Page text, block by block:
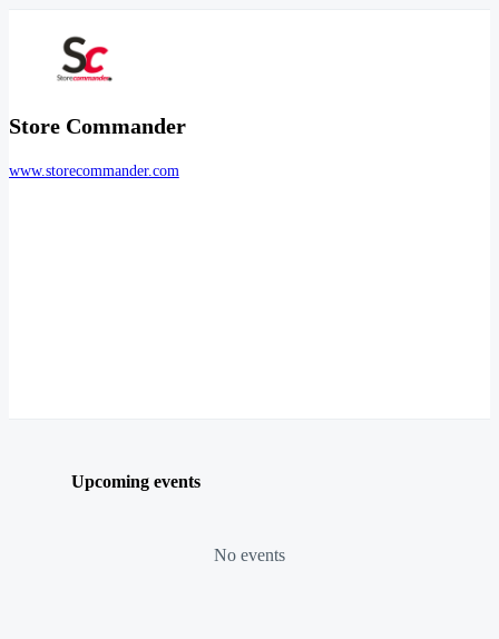
Store Commander
www.storecommander.com
Upcoming events
No events